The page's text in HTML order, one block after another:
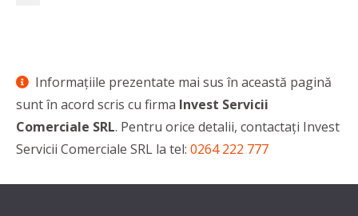
Informaţiile prezentate mai sus în această pagină
sunt în acord scris cu firma Invest Servicii
Comerciale SRL. Pentru orice detalii, contactaţi Invest
Servicii Comerciale SRL la tel: 0264 222 777